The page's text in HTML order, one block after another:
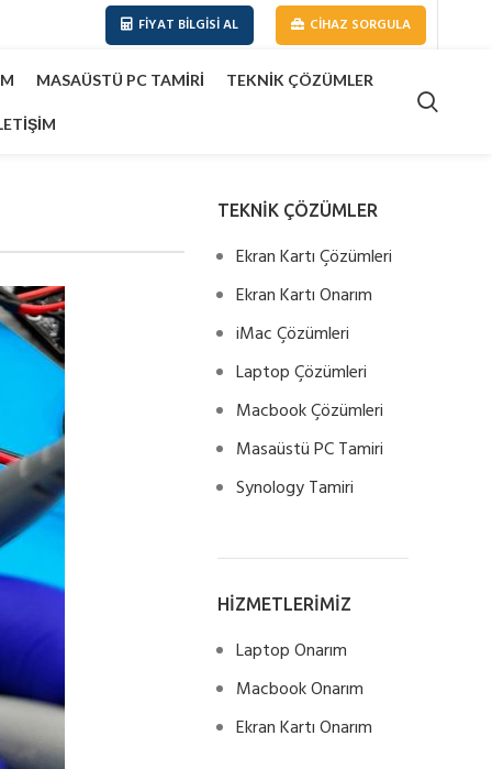
FIYAT BILGISI AL CIHAZ SORGULA
MASAÜSTÜ PC TAMIRI TEKNIK ÇÖZÜMLER
TEKNİK ÇÖZÜMLER
Ekran Kartı Çözümleri
Ekran Kartı Onarım
iMac Çözümleri
Laptop Çözümleri
Macbook Çözümleri
Masaüstü PC Tamiri
Synology Tamiri
HİZMETLERİMİZ
Laptop Onarım
Macbook Onarım
Ekran Kartı Onarım